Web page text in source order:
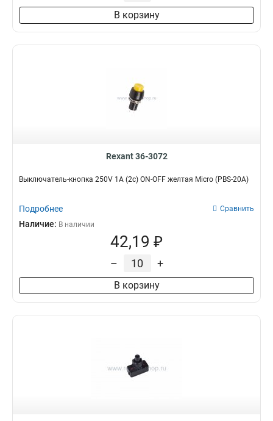
В корзину
Rexant 36-3072
Выключатель-кнопка 250V 1А (2с) ON-OFF желтая Micro (PBS-20А)
Подробнее Сравнить
Наличие: В наличии
42,19 ₽
– +
В корзину